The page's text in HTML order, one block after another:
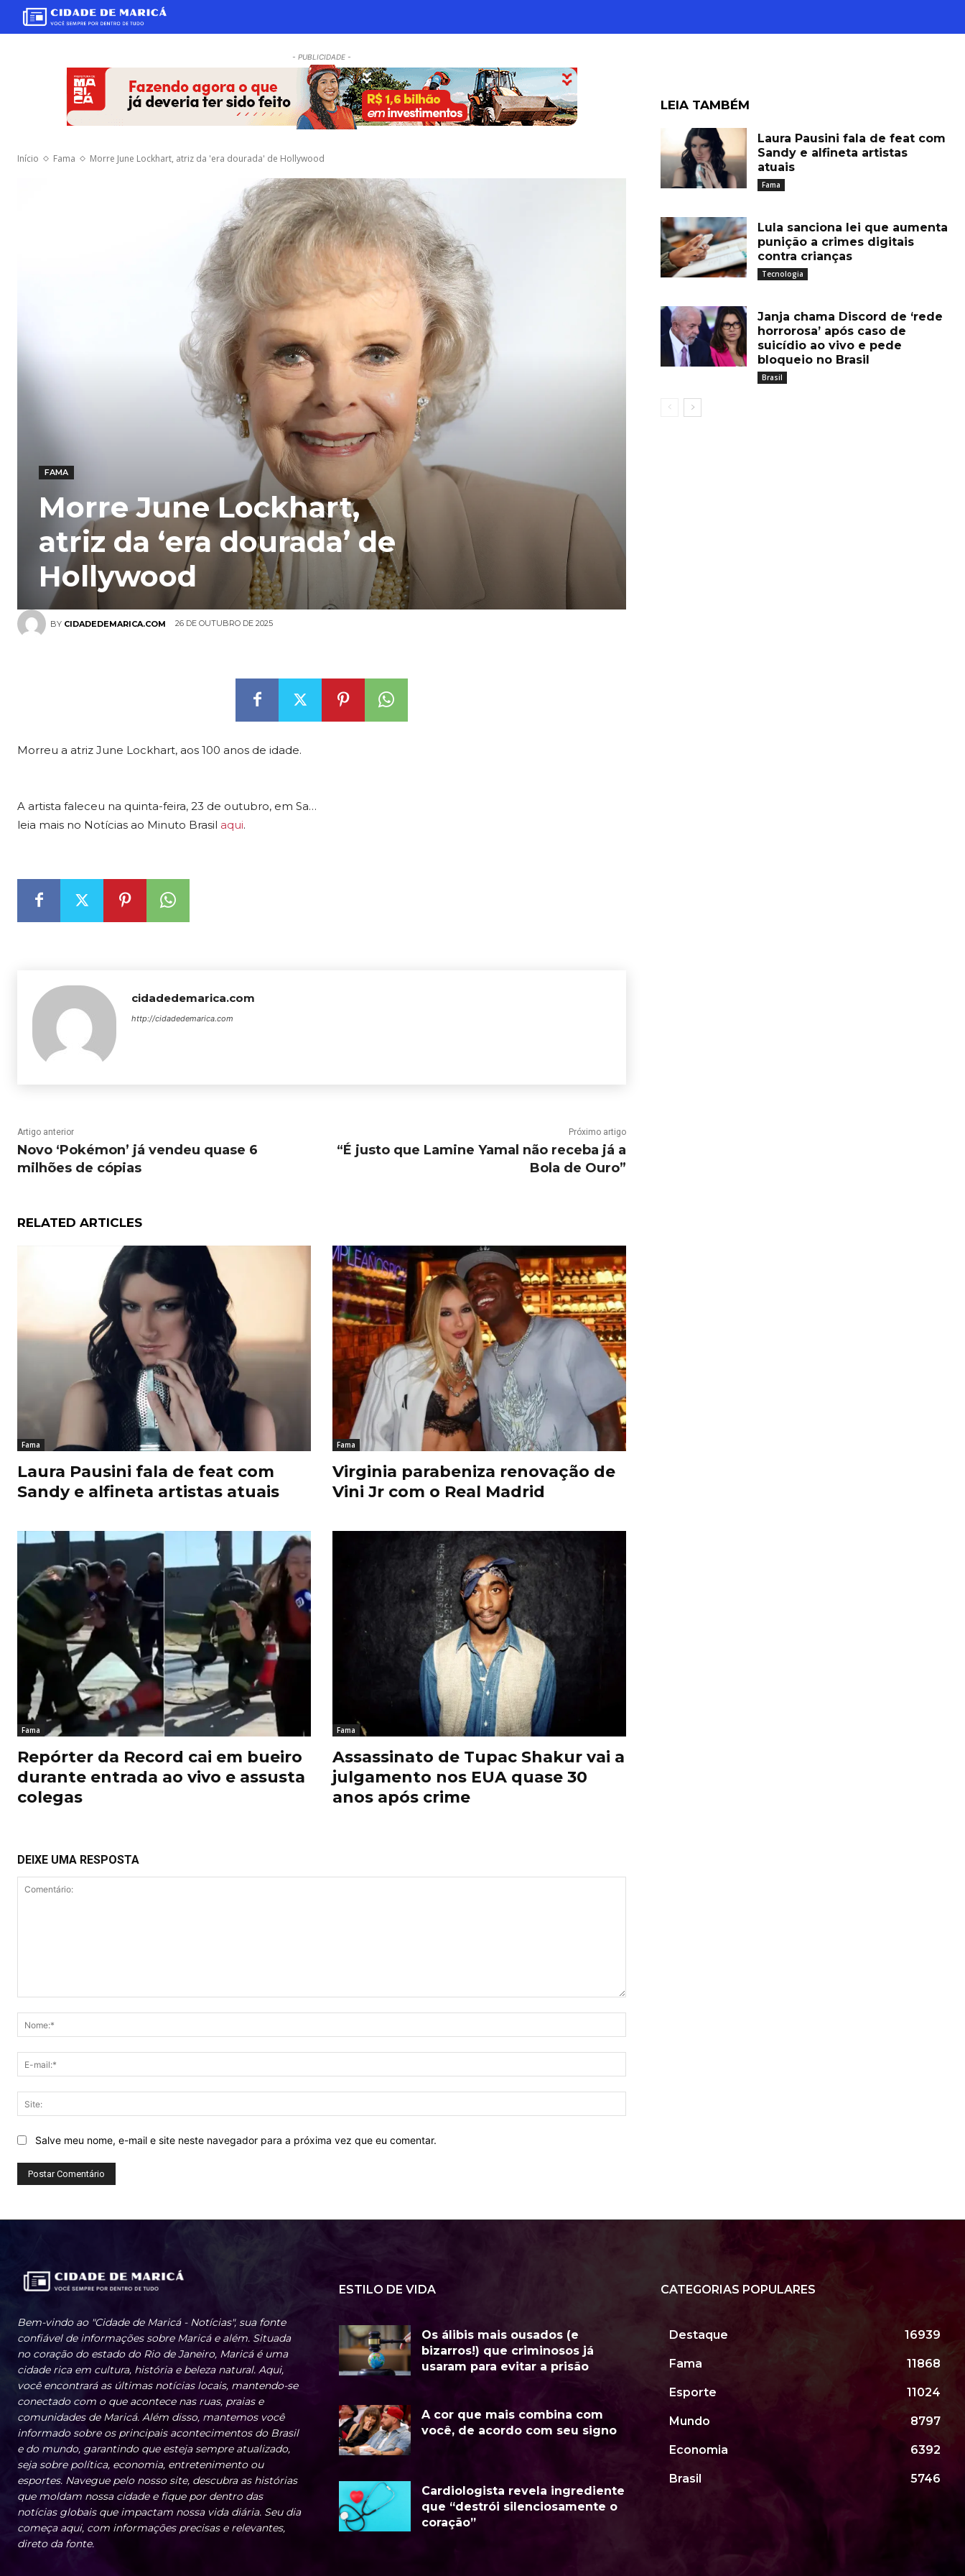
- PUBLICIDADE -
Início Fama Morre June Lockhart, atriz da 'era dourada' de Hollywood
BY CIDADEDEMARICA.COM 26 DE OUTUBRO DE 2025
FAMA
Morre June Lockhart,
atriz da ‘era dourada’ de
Hollywood
LEIA TAMBÉM
Laura Pausini fala de feat com
Sandy e alfineta artistas
atuais
Fama
Lula sanciona lei que aumenta
punição a crimes digitais
contra crianças
Tecnologia
Janja chama Discord de ‘rede
horrorosa’ após caso de
suicídio ao vivo e pede
bloqueio no Brasil
Brasil
Morreu a atriz June Lockhart, aos 100 anos de idade.
A artista faleceu na quinta-feira, 23 de outubro, em Sa…
leia mais no Notícias ao Minuto Brasil aqui.
cidadedemarica.com
http://cidadedemarica.com
Artigo anterior
Novo ‘Pokémon’ já vendeu quase 6
milhões de cópias
Próximo artigo
“É justo que Lamine Yamal não receba já a
Bola de Ouro”
RELATED ARTICLES
Fama
Laura Pausini fala de feat com
Sandy e alfineta artistas atuais
Fama
Virginia parabeniza renovação de
Vini Jr com o Real Madrid
Fama
Repórter da Record cai em bueiro
durante entrada ao vivo e assusta
colegas
Fama
Assassinato de Tupac Shakur vai a
julgamento nos EUA quase 30
anos após crime
DEIXE UMA RESPOSTA
mail:*
Salve meu nome, e-mail e site neste navegador para a próxima vez que eu comentar.
Bem-vindo ao "Cidade de Maricá - Notícias", sua fonte
confiável de informações sobre Maricá e além. Situada
no coração do estado do Rio de Janeiro, Maricá é uma
cidade rica em cultura, história e beleza natural. Aqui,
você encontrará as últimas notícias locais, mantendo-se
conectado com o que acontece nas ruas, praias e
comunidades de Maricá. Além disso, mantemos você
informado sobre os principais acontecimentos do Brasil
e do mundo, garantindo que esteja sempre atualizado,
seja sobre política, economia, entretenimento ou
esportes. Navegue pelo nosso site, descubra as histórias
que moldam nossa cidade e fique por dentro das
notícias globais que impactam nossa vida diária. Seu dia
começa aqui, com informações precisas e relevantes,
direto da fonte.
ESTILO DE VIDA
Os álibis mais ousados (e
bizarros!) que criminosos já
usaram para evitar a prisão
A cor que mais combina com
você, de acordo com seu signo
Cardiologista revela ingrediente
que “destrói silenciosamente o
coração”
CATEGORIAS POPULARES
Destaque 16939
Fama 11868
Esporte 11024
Mundo 8797
Economia 6392
Brasil 5746